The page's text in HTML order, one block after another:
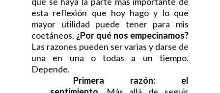
esta reflexión que hoy hago y lo que
mayor utilidad puede tener para mis
coetáneos. ¿Por qué nos empecinamos?
Las razones pueden ser varias y darse de
una en una o todas a un tiempo.
Depende.
Primera razón: el